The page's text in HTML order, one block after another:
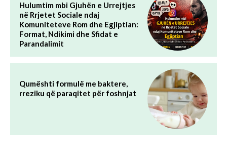
Hulumtim mbi Gjuhën e Urrejtjes
në Rrjetet Sociale ndaj
Komuniteteve Rom dhe Egjiptian:
Format, Ndikimi dhe Sfidat e
Parandalimit
Qumështi formulë me baktere,
rreziku që paraqitet për foshnjat